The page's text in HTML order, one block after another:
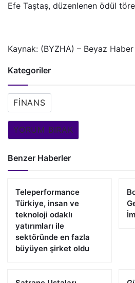
Efe Taştaş, düzenlenen ödül
Kaynak: (BYZHA) – Beyaz Haber
Kategoriler
FINANS
YORUM BIRAK
Benzer Haberler
Teleperformance
Türkiye, insan ve
teknoloji odaklı
yatırımları ile
sektöründe en fazla
büyüyen şirket oldu